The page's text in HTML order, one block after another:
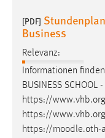
[PDF]
Business
Relevanz:
Informationen
BUSINESS
https://
https://
https://moodle.oth-